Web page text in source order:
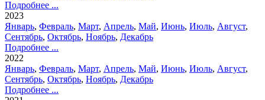
Подробнее ...
2023
Январь, Февраль, Март, Апрель, Май, Июнь, Июль, Август,
Сентябрь, Октябрь, Ноябрь, Декабрь
Подробнее ...
2022
Январь, Февраль, Март, Апрель, Май, Июнь, Июль, Август,
Сентябрь, Октябрь, Ноябрь, Декабрь
Подробнее ...